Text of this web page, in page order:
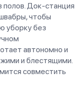
полов. Док-станция
чтобы
уборку без
автономно и
и блестящими.
совместить